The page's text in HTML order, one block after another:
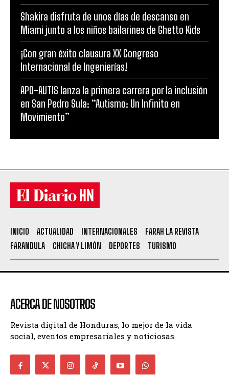
Shakira disfruta de unos días de descanso en
Miami junto a los niños bailarines de Ghetto Kids
¡Con gran éxito clausura XX Congreso
Internacional de Ingenierías!
APO-AUTIS lanza la primera carrera por la inclusión
en San Pedro Sula: “Autismo: Un Infinito en
Movimiento”
INICIO ACTUALIDAD INTERNACIONALES
FARAH LA REVISTA
FARANDULA
CHICHA Y LIMÓN DEPORTES TURISMO
ACERCA DE NOSOTROS
Revista digital de Honduras, lo mejor de la vida
social, eventos empresariales y noticiosas.